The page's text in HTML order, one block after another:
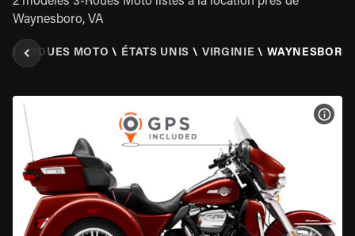
Waynesboro, VA
3 ROUES MOTO \ ÉTATS UNIS \ VIRGINIE \